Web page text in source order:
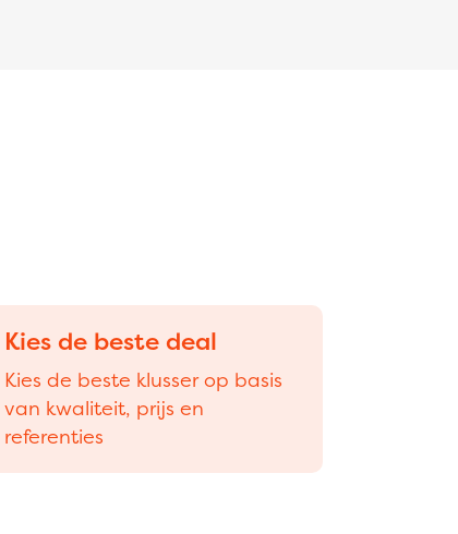
Kies de beste deal
Kies de beste klusser op basis
van kwaliteit, prijs en
referenties